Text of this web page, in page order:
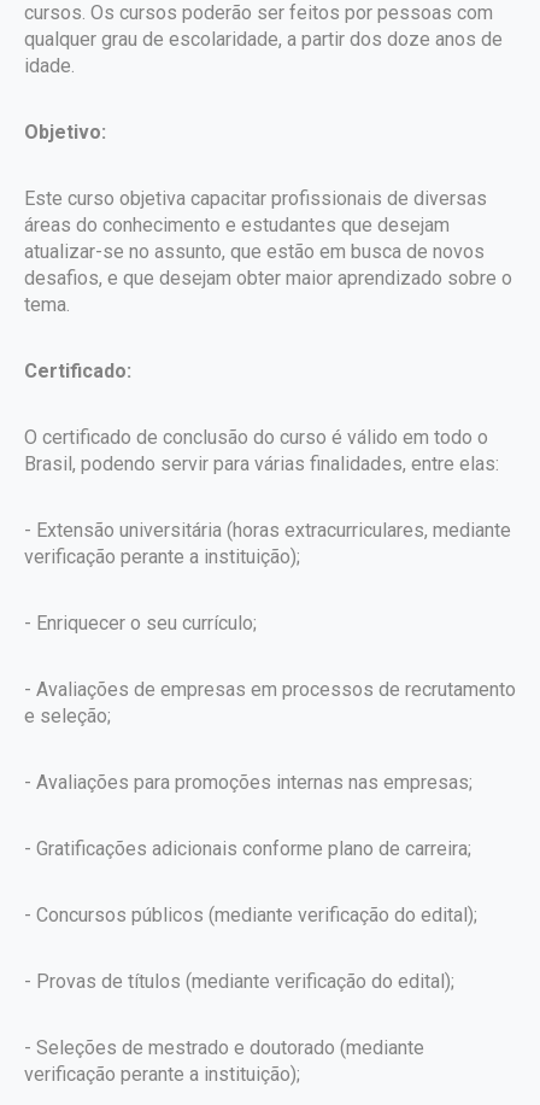
cursos. Os cursos poderão ser feitos por pessoas com
qualquer grau de escolaridade, a partir dos doze anos de
idade.
Objetivo:
Este curso objetiva capacitar profissionais de diversas
áreas do conhecimento e estudantes que desejam
atualizar-se no assunto, que estão em busca de novos
desafios, e que desejam obter maior aprendizado sobre o
tema.
Certificado:
O certificado de conclusão do curso é válido em todo o
Brasil, podendo servir para várias finalidades, entre elas:
- Extensão universitária (horas extracurriculares, mediante
verificação perante a instituição);
- Enriquecer o seu currículo;
- Avaliações de empresas em processos de recrutamento
e seleção;
- Avaliações para promoções internas nas empresas;
- Gratificações adicionais conforme plano de carreira;
- Concursos públicos (mediante verificação do edital);
- Provas de títulos (mediante verificação do edital);
- Seleções de mestrado e doutorado (mediante
verificação perante a instituição);